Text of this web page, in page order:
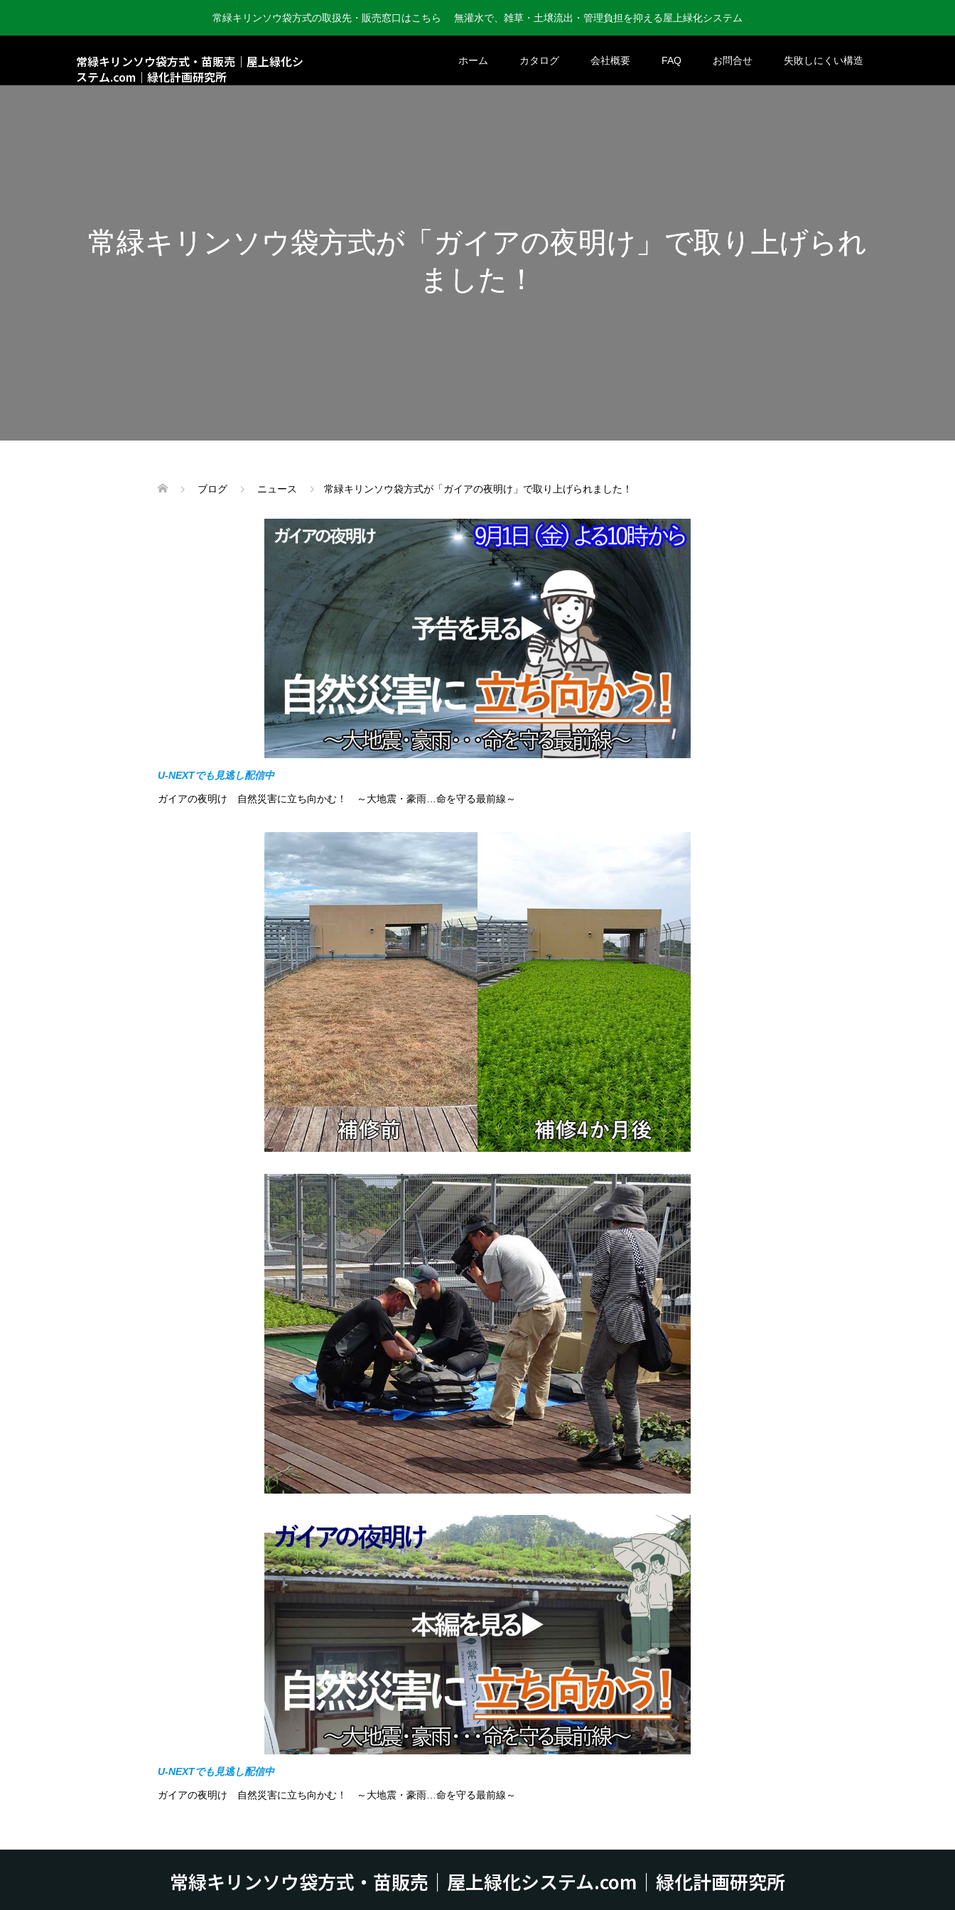
常緑キリンソウ袋方式の取扱先・販売窓口はこちら 無灌水で、雑草・土壌流出・管理負担を抑える屋上緑化システム
常緑キリンソウ袋方式・苗販売｜屋上緑化シ
ステム.com｜緑化計画研究所
ホーム カタログ 会社概要 FAQ お問合せ 失敗しにくい構造
常緑キリンソウ袋方式が「ガイアの夜明け」で取り上げられ
ました！
ブログ ニュース 常緑キリンソウ袋方式が「ガイアの夜明け」で取り上げられました！
U-NEXTでも見逃し配信中
ガイアの夜明け 自然災害に立ち向かむ！ ～大地震・豪雨…命を守る最前線～
U-NEXTでも見逃し配信中
ガイアの夜明け 自然災害に立ち向かむ！ ～大地震・豪雨…命を守る最前線～
常緑キリンソウ袋方式・苗販売｜屋上緑化システム.com｜緑化計画研究所